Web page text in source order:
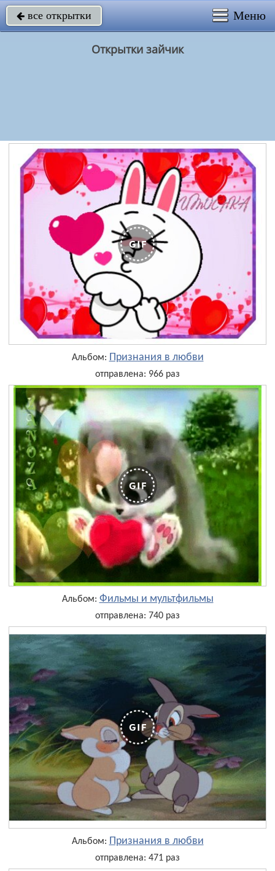
 все открытки Меню
Открытки зайчик
Альбом: Признания в любви
отправлена: 966 раз
Альбом: Фильмы и мультфильмы
отправлена: 740 раз
Альбом: Признания в любви
отправлена: 471 раз